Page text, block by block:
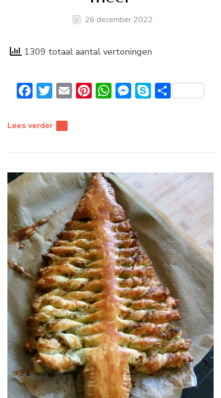
26 december 2022
1309 totaal aantal vertoningen
Facebook
Twitter
EmailPinterest
WhatsApp
Messenger
Skype
Delen
Lees verder